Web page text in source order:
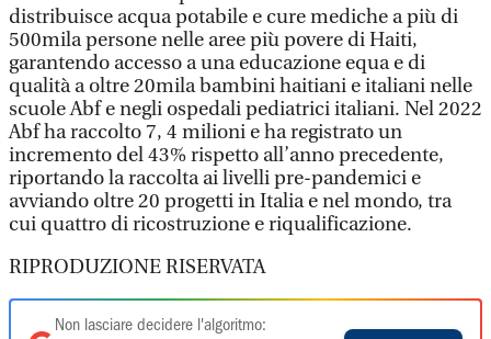
distribuisce acqua potabile e cure mediche a più di
500mila persone nelle aree più povere di Haiti,
garantendo accesso a una educazione equa e di
qualità a oltre 20mila bambini haitiani e italiani nelle
scuole Abf e negli ospedali pediatrici italiani. Nel 2022
Abf ha raccolto 7, 4 milioni e ha registrato un
incremento del 43% rispetto all’anno precedente,
riportando la raccolta ai livelli pre-pandemici e
avviando oltre 20 progetti in Italia e nel mondo, tra
cui quattro di ricostruzione e riqualificazione.
RIPRODUZIONE RISERVATA
Non lasciare decidere l'algoritmo: